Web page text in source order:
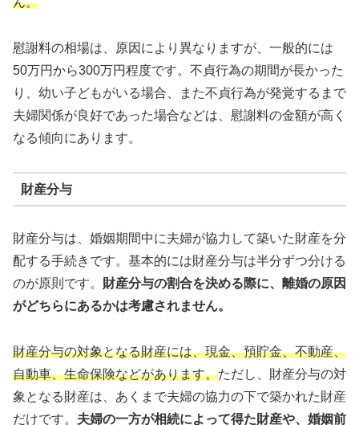
慰謝料の相場は、原因により異なりますが、一般的には
50万円から300万円程度です。不貞行為の期間が長かった
り、幼い子どもがいる場合、また不貞行為が発覚するまで
夫婦関係が良好であった場合などは、慰謝料の金額が高く
なる傾向にあります。
財産分与
財産分与は、婚姻期間中に夫婦が協力して築いた財産を分
配する手続きです。基本的には財産分与は半分ずつ分ける
のが原則です。 財産分与の割合を決める際に、離婚の原因
がどちらにあるかは考慮されません。
財産分与の対象となる財産には、現金、預貯金、不動産、
自動車、生命保険などがあります。ただし、財産分与の対
象となる財産は、あくまで夫婦の協力の下で築かれた財産
だけです。 夫婦の一方が相続によって得た財産や、婚姻前